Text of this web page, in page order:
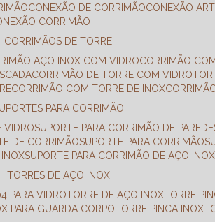
CONEXÃO DE CORRIMÃO
CONEXÃO
CORRIMÃO
CORRIMÃOS DE TORRE
AÇO INOX COM VIDRO
CORRIMÃO
CORRIMÃO DE TORRE COM VIDRO
CORRIMÃO COM TORRE DE INOX
PARA CORRIMÃO
VIDRO
SUPORTE PARA CORRIMÃO DE PAREDE
DE CORRIMÃO SUPORTE PARA CORRIMÃO
INOX SUPORTE PARA CORRIMÃO DE AÇO INOX
TORRES DE AÇO INOX
PARA VIDRO TORRE DE AÇO INOX TORRE
PARA GUARDA CORPO TORRE PINCA INOX